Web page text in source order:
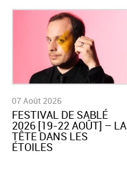
07 Août 2026
​FESTIVAL DE SABLÉ
2026 [19-22 AOÛT] – LA
TÊTE DANS LES
ÉTOILES